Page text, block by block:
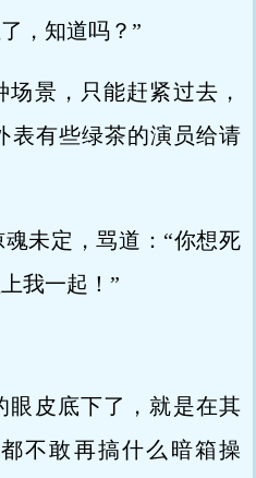
，知道吗？”
景，只能赶紧过去，
表有些绿茶的演员给请
未定，骂道：“你想死
我一起！”
眼皮底下了，就是在其
不敢再搞什么暗箱操